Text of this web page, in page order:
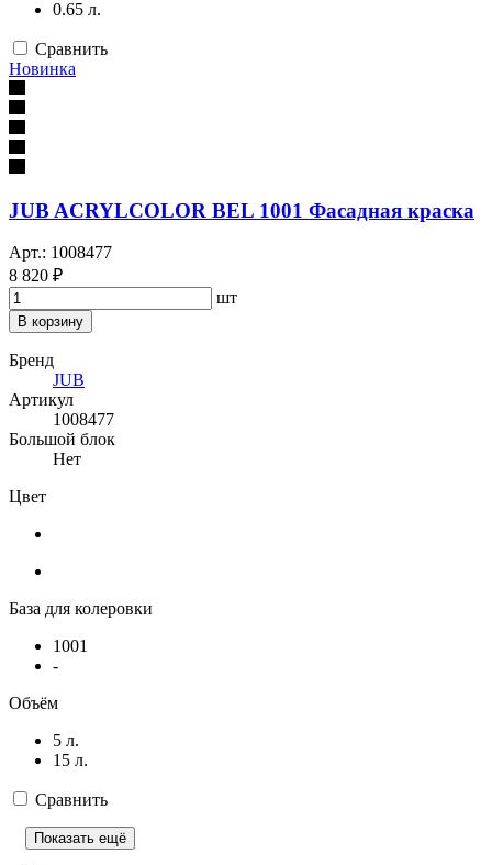
0.65 л.
Сравнить
Новинка
JUB ACRYLCOLOR BEL 1001 Фасадная краска
Арт.: 1008477
8 820 ₽
шт
В корзину
Бренд
JUB
Артикул
1008477
Большой блок
Нет
Цвет
База для колеровки
1001
-
Объём
5 л.
15 л.
Сравнить
Показать ещё